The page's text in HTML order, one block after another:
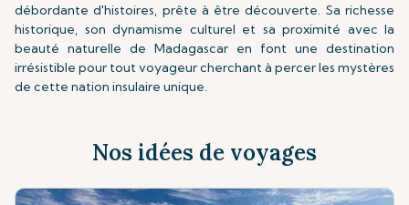
débordante d'histoires, prête à être découverte. Sa richesse
historique, son dynamisme culturel et sa proximité avec la
beauté naturelle de Madagascar en font une destination
irrésistible pour tout voyageur cherchant à percer les mystères
de cette nation insulaire unique.
Nos idées de voyages